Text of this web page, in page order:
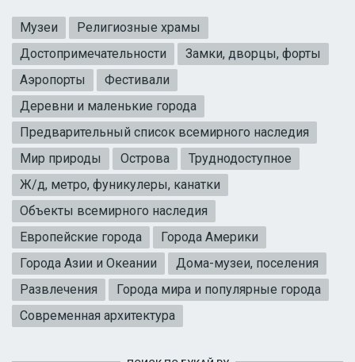
Музеи
Религиозные храмы
Достопримечательности
Замки, дворцы, форты
Аэропорты
Фестивали
Деревни и маленькие города
Предварительный список всемирного наследия
Мир природы
Острова
Труднодоступное
Ж/д, метро, фуникулеры, канатки
Объекты всемирного наследия
Европейские города
Города Америки
Города Азии и Океании
Дома-музеи, поселения
Развлечения
Города мира и популярные города
Современная архитектура